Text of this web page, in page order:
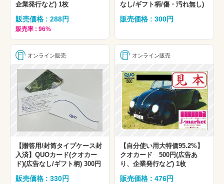
企業発行など) 1枚
販売価格 : 288円
販売率 : 96%
なし/ギフト柄/傷・汚れ無し)
販売価格 : 300円
オンライン販売
【贈答用/封筒タイプケース封
入済】QUOカード(クオカー
ド)(広告なし/ギフト柄) 300円
販売価格 : 330円
オンライン販売
【自分使い用大特価95.2%】
クオカード 500円(広告あ
り、企業発行など) 1枚
販売価格 : 476円